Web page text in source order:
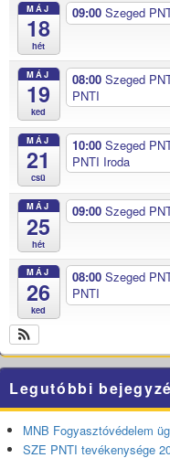
MÁJ
18
hét
09:00 Szeged
MÁJ
19
ked
08:00 Szeged
PNTI
MÁJ
21
csü
10:00 Szeged
PNTI Iroda
MÁJ
25
hét
09:00 Szeged
MÁJ
26
ked
08:00 Szeged
PNTI
Legutóbbi
MNB Fogyasztóvédelem
SZE PNTI tevékenysége